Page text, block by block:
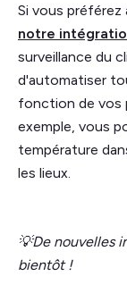
Si vous
notre
surveillance du
d'automatiser
fonction de vos
exemple, vous
température
les lieux.
💡De nouvelles
bientôt !